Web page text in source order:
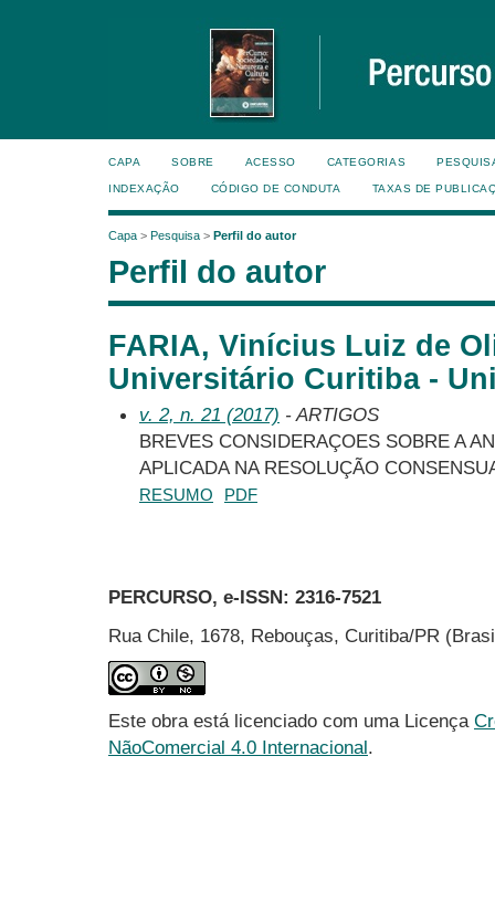
CAPA SOBRE ACESSO CATEGORIAS
INDEXAÇÃO CÓDIGO DE CONDUTA TAXAS DE
Capa > Pesquisa > Perfil do autor
Perfil do autor
FARIA, Vinícius Luiz de
Universitário Curitiba -
v. 2, n. 21 (2017) - ARTIGOS
BREVES CONSIDERAÇOES SOBRE A
APLICADA NA RESOLUÇÃO
RESUMO PDF
PERCURSO, e-ISSN: 2316-7521
Rua Chile, 1678, Rebouças, Curitiba/PR
Este obra está licenciado com uma Licença
NãoComercial 4.0 Internacional.